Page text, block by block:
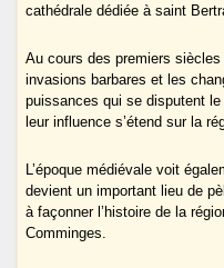
cathédrale dédiée à saint
Au cours des premiers
invasions barbares et les
puissances qui se disputent
leur influence s’étend sur la
L’époque médiévale voit
devient un important lieu de
à façonner l’histoire de la
Comminges.